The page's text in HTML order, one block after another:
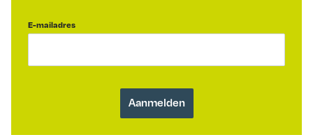
E-mailadres